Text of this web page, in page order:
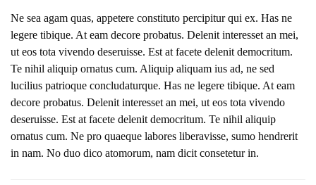
Ne sea agam quas, appetere constituto percipitur qui ex. Has ne
legere tibique. At eam decore probatus. Delenit interesset an mei,
ut eos tota vivendo deseruisse. Est at facete delenit democritum.
Te nihil aliquip ornatus cum. Aliquip aliquam ius ad, ne sed
lucilius patrioque concludaturque. Has ne legere tibique. At eam
decore probatus. Delenit interesset an mei, ut eos tota vivendo
deseruisse. Est at facete delenit democritum. Te nihil aliquip
ornatus cum. Ne pro quaeque labores liberavisse, sumo hendrerit
in nam. No duo dico atomorum, nam dicit consetetur in.